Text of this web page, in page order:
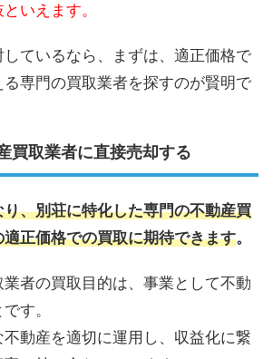
いえます。
しているなら、まずは、適正価格で
専門の買取業者を探すのが賢明で
買取業者に直接売却する
、別荘に特化した専門の不動産買
正価格での買取に期待できます。
者の買取目的は、事業として不動
す。
動産を適切に運用し、収益化に繋